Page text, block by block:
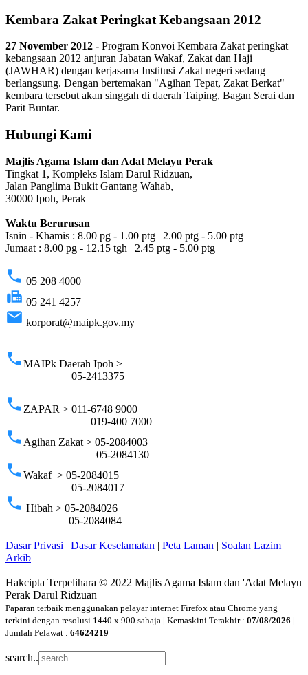
Kembara Zakat Peringkat Kebangsaan 2012
27 November 2012 - Program Konvoi Kembara Zakat peringkat
kebangsaan 2012 anjuran Jabatan Wakaf, Zakat dan Haji
(JAWHAR) dengan kerjasama Institusi Zakat negeri sedang
berlangsung. Dengan bertemakan "Agihan Tepat, Zakat Berkat"
kembara tersebut akan singgah di daerah Taiping, Bagan Serai dan
Parit Buntar.
Hubungi Kami
Majlis Agama Islam dan Adat Melayu Perak
Tingkat 1, Kompleks Islam Darul Ridzuan,
Jalan Panglima Bukit Gantang Wahab,
30000 Ipoh, Perak
Waktu Berurusan
Isnin - Khamis : 8.00 pg - 1.00 ptg | 2.00 ptg - 5.00 ptg
Jumaat : 8.00 pg - 12.15 tgh | 2.45 ptg - 5.00 ptg
phone 05 208 4000
fax 05 241 4257
email korporat@maipk.gov.my
phoneMAIPk Daerah Ipoh >
05-2413375
phone ZAPAR > 011-6748 9000
019-400 7000
phone Agihan Zakat > 05-2084003
05-2084130
phoneWakaf > 05-2084015
05-2084017
phone Hibah > 05-2084026
05-2084084
Dasar Privasi | Dasar Keselamatan | Peta Laman | Soalan Lazim |
Arkib
Hakcipta Terpelihara © 2022 Majlis Agama Islam dan 'Adat Melayu
Perak Darul Ridzuan
Paparan terbaik menggunakan pelayar internet Firefox atau Chrome yang
terkini dengan resolusi 1440 x 900 sahaja | Kemaskini Terakhir : 07/08/2026 |
Jumlah Pelawat : 64624219
search..